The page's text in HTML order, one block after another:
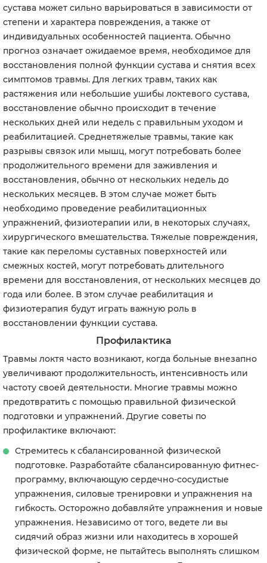
сустава может сильно варьироваться в зависимости от
степени и характера повреждения, а также от
индивидуальных особенностей пациента. Обычно
прогноз означает ожидаемое время, необходимое для
восстановления полной функции сустава и снятия всех
симптомов травмы. Для легких травм, таких как
растяжения или небольшие ушибы локтевого сустава,
восстановление обычно происходит в течение
нескольких дней или недель с правильным уходом и
реабилитацией. Среднетяжелые травмы, такие как
разрывы связок или мышц, могут потребовать более
продолжительного времени для заживления и
восстановления, обычно от нескольких недель до
нескольких месяцев. В этом случае может быть
необходимо проведение реабилитационных
упражнений, физиотерапии или, в некоторых случаях,
хирургического вмешательства. Тяжелые повреждения,
такие как переломы суставных поверхностей или
смежных костей, могут потребовать длительного
времени для восстановления, от нескольких месяцев до
года или более. В этом случае реабилитация и
физиотерапия будут играть важную роль в
восстановлении функции сустава.
Профилактика
Травмы локтя часто возникают, когда больные внезапно
увеличивают продолжительность, интенсивность или
частоту своей деятельности. Многие травмы можно
предотвратить с помощью правильной физической
подготовки и упражнений. Другие советы по
профилактике включают:
Стремитесь к сбалансированной физической
подготовке. Разработайте сбалансированную фитнес-
программу, включающую сердечно-сосудистые
упражнения, силовые тренировки и упражнения на
гибкость. Осторожно добавляйте упражнения и новые
упражнения. Независимо от того, ведете ли вы
сидячий образ жизни или находитесь в хорошей
физической форме, не пытайтесь выполнять слишком